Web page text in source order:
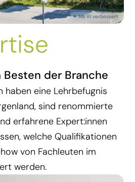
der Branche
haben eine Lehrbefugnis
sind renommierte
erfahrene Expert:innen
welche Qualifikationen
von Fachleuten im
werden.